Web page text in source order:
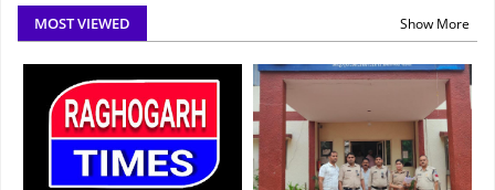
MOST VIEWED Show More